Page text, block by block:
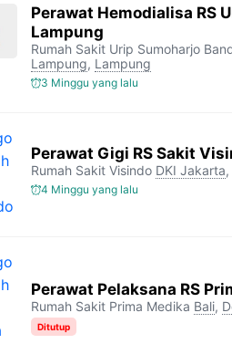
Perawat Hemodialisa RS
Lampung
Rumah Sakit Urip Sumoharjo
Lampung, Lampung
3 Minggu yang lalu
Perawat Gigi RS Sakit
Rumah Sakit Visindo DKI Jakarta,
4 Minggu yang lalu
Perawat Pelaksana RS
Rumah Sakit Prima Medika Bali,
Ditutup